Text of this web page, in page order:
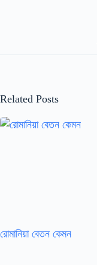
Related Posts
রোমানিয়া বেতন কেমন